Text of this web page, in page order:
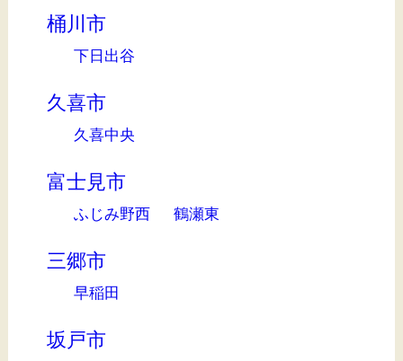
桶川市
下日出谷
久喜市
久喜中央
富士見市
ふじみ野西 鶴瀬東
三郷市
早稲田
坂戸市